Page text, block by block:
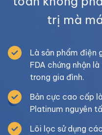
trị mà
Là sản phẩm điện
FDA chứng nhận
trong gia đình.
Bản cực cao cấp
Platinum nguyên
Lõi lọc sử dụng